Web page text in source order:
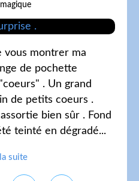
vous montrer ma
de pochette
. Un grand
de petits coeurs .
bien sûr . Fond
teinté en dégradé...
suite